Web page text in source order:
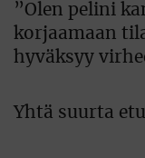
”Olen pelini
korjaamaan
hyväksyy
Yhtä suurta